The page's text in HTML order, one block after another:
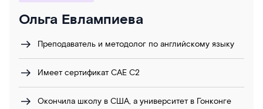
Ольга Евлампиева
Преподаватель и методолог по английскому языку
Имеет сертификат САЕ С2
Окончила школу в США, а университет в Гонконге